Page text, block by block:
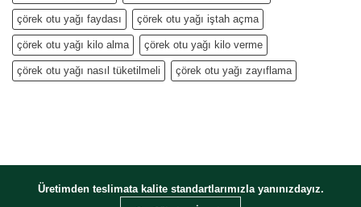
çörek otu yağı faydası çörek otu yağı iştah açma
çörek otu yağı kilo alma çörek otu yağı kilo verme
çörek otu yağı nasıl tüketilmeli çörek otu yağı zayıflama
Üretimden teslimata kalite standartlarımızla yanınızdayız.